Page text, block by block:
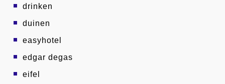
drinken
duinen
easyhotel
edgar degas
eifel